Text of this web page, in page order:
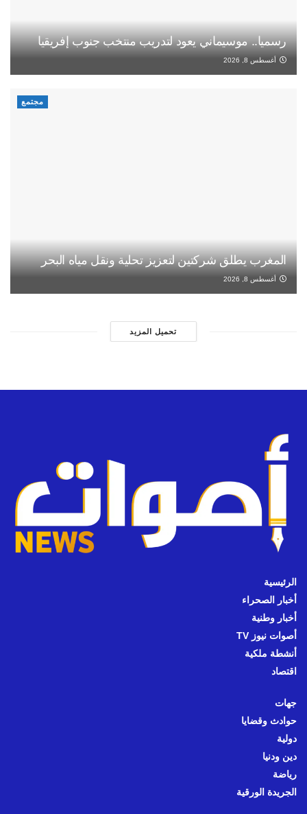
رسميا.. موسيماني يعود لتدريب منتخب جنوب إفريقيا
أغسطس 8, 2026
مجتمع
المغرب يطلق شركتين لتعزيز تحلية ونقل مياه البحر
أغسطس 8, 2026
تحميل المزيد
الرئيسية
أخبار الصحراء
أخبار وطنية
أصوات نيوز TV
أنشطة ملكية
اقتصاد
جهات
حوادث وقضايا
دولية
دين ودنيا
رياضة
الجريدة الورقية